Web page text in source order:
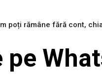
poți rămâne fără cont,